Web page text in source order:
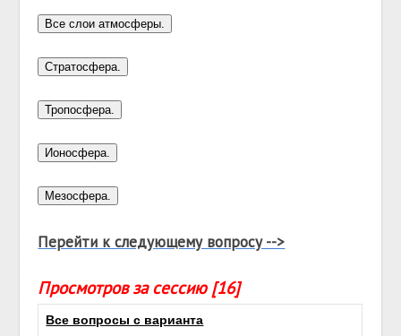
Перейти к следующему вопросу -->
Просмотров за сессию [16]
Все вопросы с варианта